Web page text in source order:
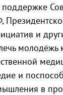
и
молодёжь
и
в